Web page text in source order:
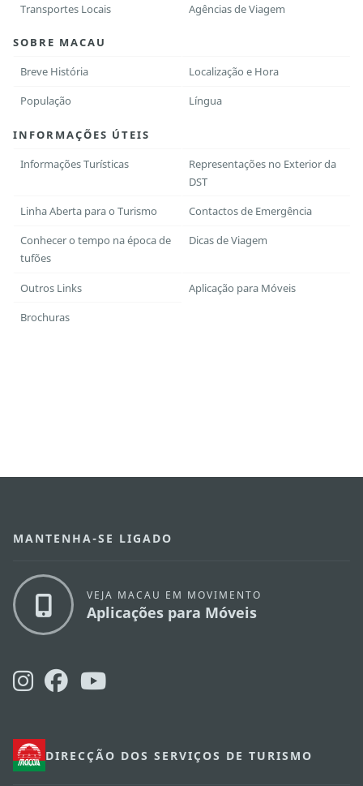
Transportes Locais Agências de Viagem
SOBRE MACAU
Breve História
Localização e Hora
População Língua
INFORMAÇÕES ÚTEIS
Informações Turísticas
Representações no Exterior da
DST
Linha Aberta para o Turismo Contactos de Emergência
Conhecer o tempo na época de
tufões
Dicas de Viagem
Outros Links Aplicação para Móveis
Brochuras
DIRECÇÃO DOS SERVIÇOS DE TURISMO
MANTENHA-SE LIGADO
VEJA MACAU EM MOVIMENTO
Aplicações para Móveis